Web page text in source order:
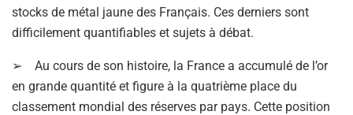
stocks de métal jaune des Français. Ces derniers sont
difficilement quantifiables et sujets à débat.
➢ Au cours de son histoire, la France a accumulé de l’or
en grande quantité et figure à la quatrième place du
classement mondial des réserves par pays. Cette position